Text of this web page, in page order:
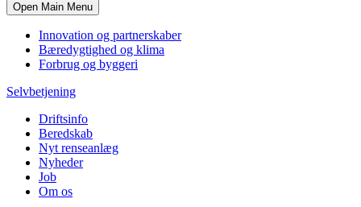
Open Main Menu
Innovation og partnerskaber
Bæredygtighed og klima
Forbrug og byggeri
Selvbetjening
Driftsinfo
Beredskab
Nyt renseanlæg
Nyheder
Job
Om os